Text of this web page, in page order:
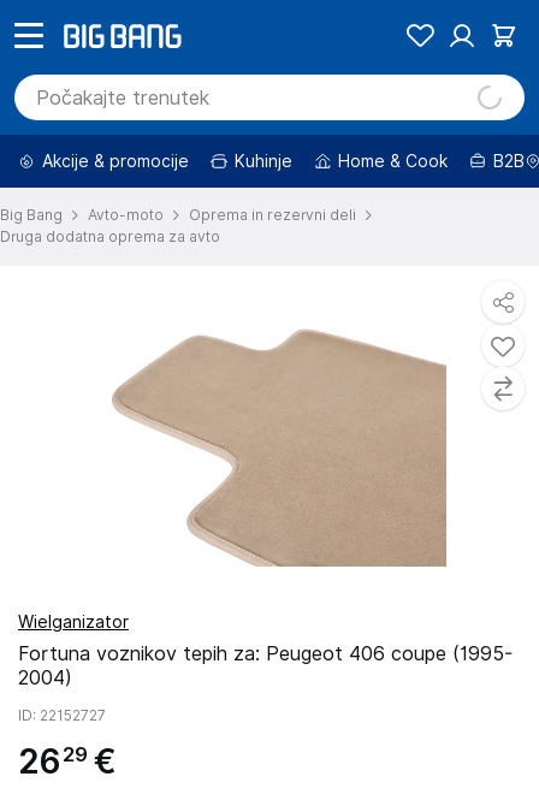
Akcije & promocije Kuhinje Home & Cook B2B
Big Bang Avto-moto
Oprema in rezervni deli
Druga dodatna oprema za avto
Wielganizator
Fortuna voznikov tepih za: Peugeot 406 coupe (1995-
2004)
ID: 22152727
26 29 €